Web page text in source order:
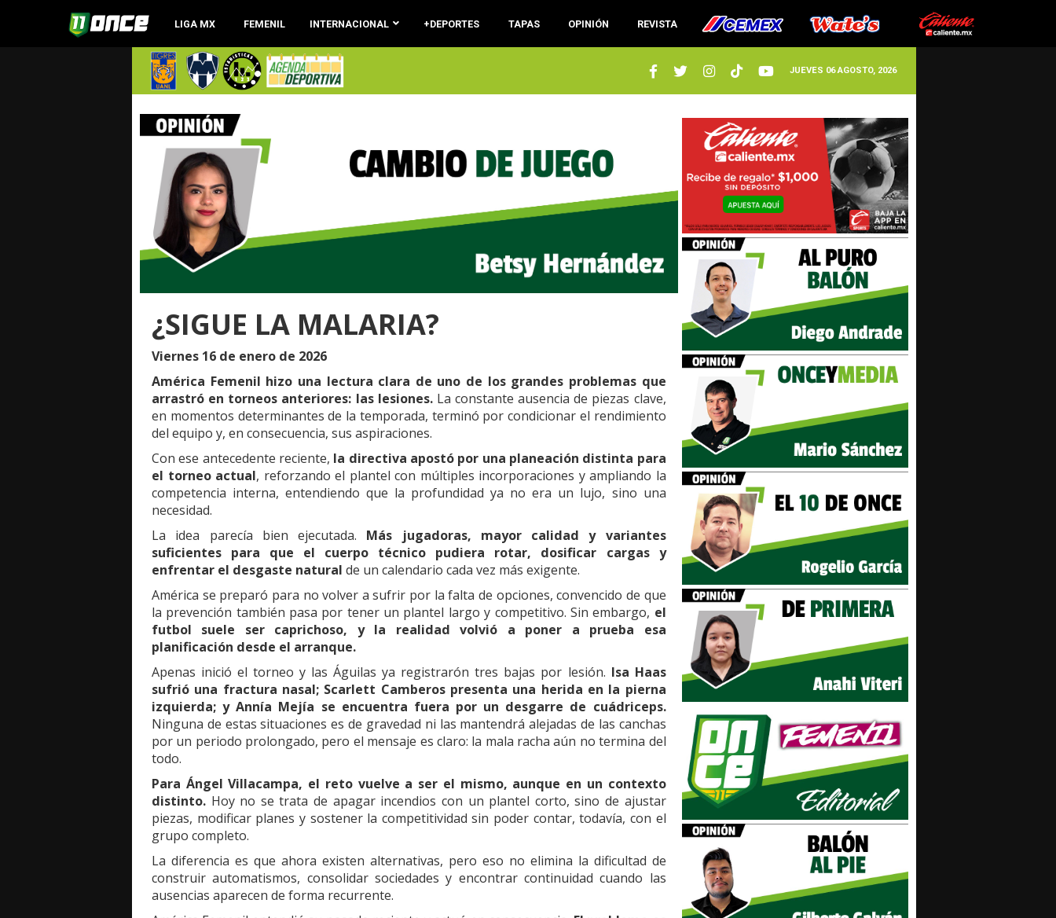
LIGA MX FEMENIL INTERNACIONAL +DEPORTES TAPAS OPINIÓN REVISTA
JUEVES 06 AGOSTO, 2026
¿SIGUE LA MALARIA?
Viernes 16 de enero de 2026
América Femenil hizo una lectura clara de uno de los grandes problemas que
arrastró en torneos anteriores: las lesiones.La constante ausencia de piezas clave,
en momentos determinantes de la temporada, terminó por condicionar el rendimiento
del equipo y, en consecuencia, sus aspiraciones.
Con ese antecedente reciente, la directiva apostó por una planeación distinta para
el torneo actual, reforzando el plantel con múltiples incorporaciones y ampliando la
competencia interna, entendiendo que la profundidad ya no era un lujo, sino una
necesidad.
La idea parecía bien ejecutada. Más jugadoras, mayor calidad y variantes
suficientes para que el cuerpo técnico pudiera rotar, dosificar cargas y
enfrentar el desgaste natural de un calendario cada vez más exigente.
América se preparó para no volver a sufrir por la falta de opciones, convencido de que
la prevención también pasa por tener un plantel largo y competitivo. Sin embargo, el
futbol suele ser caprichoso, y la realidad volvió a poner a prueba esa
planificación desde el arranque.
Apenas inició el torneo y las Águilas ya registrarón tres bajas por lesión. Isa Haas
sufrió una fractura nasal; Scarlett Camberos presenta una herida en la pierna
izquierda; y Annía Mejía se encuentra fuera por un desgarre de cuádriceps.
Ninguna de estas situaciones es de gravedad ni las mantendrá alejadas de las canchas
por un periodo prolongado, pero el mensaje es claro: la mala racha aún no termina del
todo.
Para Ángel Villacampa, el reto vuelve a ser el mismo, aunque en un contexto
distinto. Hoy no se trata de apagar incendios con un plantel corto, sino de ajustar
piezas, modificar planes y sostener la competitividad sin poder contar, todavía, con el
grupo completo.
La diferencia es que ahora existen alternativas, pero eso no elimina la dificultad de
construir automatismos, consolidar sociedades y encontrar continuidad cuando las
ausencias aparecen de forma recurrente.